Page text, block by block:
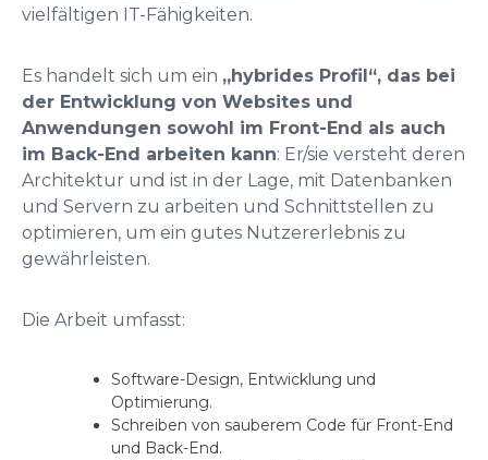
vielfältigen IT-Fähigkeiten.
Es handelt sich um ein „hybrides Profil“, das bei
der Entwicklung von Websites und
Anwendungen sowohl im Front-End als auch
im Back-End arbeiten kann: Er/sie versteht deren
Architektur und ist in der Lage, mit Datenbanken
und Servern zu arbeiten und Schnittstellen zu
optimieren, um ein gutes Nutzererlebnis zu
gewährleisten.
Die Arbeit umfasst:
Software-Design, Entwicklung und
Optimierung.
Schreiben von sauberem Code für Front-End
und Back-End.